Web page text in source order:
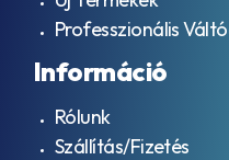
Professzionális
Információ
Rólunk
Szállítás/Fizetés